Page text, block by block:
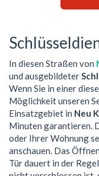
In diesen Straßen von
und ausgebildeter
Wenn Sie in einer
Möglichkeit unseren
Einsatzgebiet in Neu
Minuten garantieren.
oder Ihrer Wohnung
anschauen. Das
Tür dauert in der